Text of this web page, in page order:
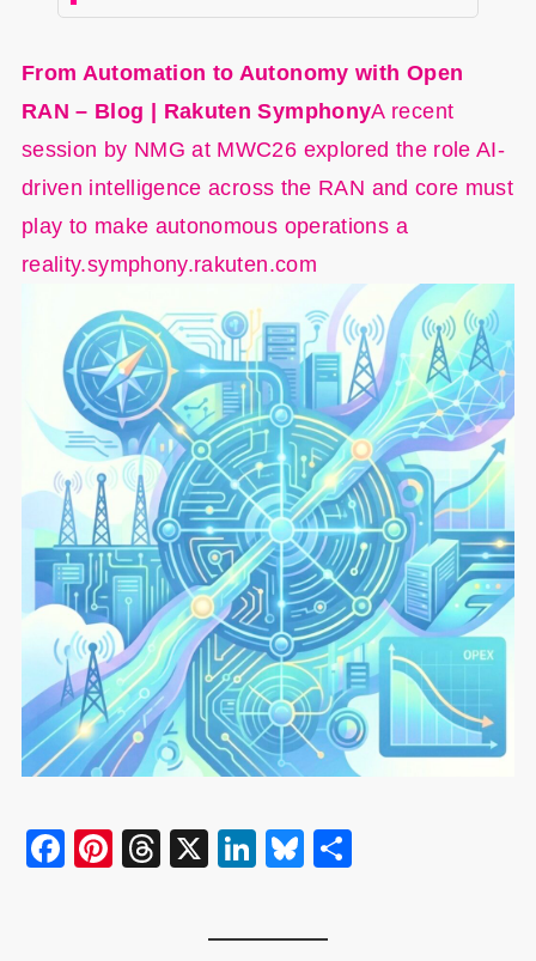
From Automation to Autonomy with Open
RAN – Blog | Rakuten SymphonyA recent
session by NMG at MWC26 explored the role AI-
driven intelligence across the RAN and core must
play to make autonomous operations a
reality.symphony.rakuten.com
F
Pi
T
X
Li
Bl